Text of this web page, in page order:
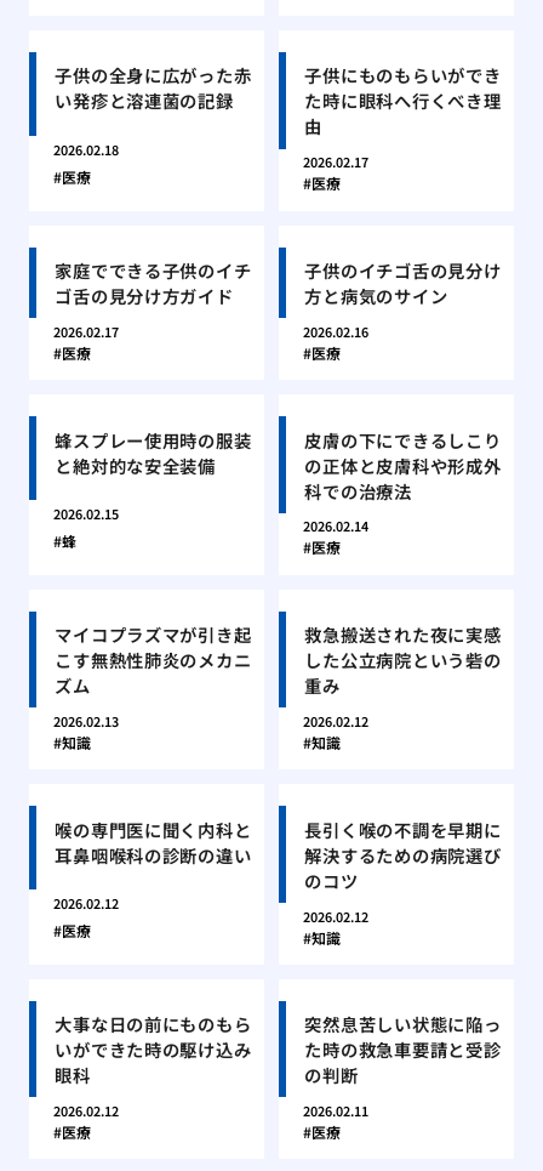
子供の全身に広がった赤
い発疹と溶連菌の記録
2026.02.18
医療
子供にものもらいができ
た時に眼科へ行くべき理
由
2026.02.17
医療
家庭でできる子供のイチ
ゴ舌の見分け方ガイド
2026.02.17
医療
子供のイチゴ舌の見分け
方と病気のサイン
2026.02.16
医療
蜂スプレー使用時の服装
と絶対的な安全装備
2026.02.15
蜂
皮膚の下にできるしこり
の正体と皮膚科や形成外
科での治療法
2026.02.14
医療
マイコプラズマが引き起
こす無熱性肺炎のメカニ
ズム
2026.02.13
知識
救急搬送された夜に実感
した公立病院という砦の
重み
2026.02.12
知識
喉の専門医に聞く内科と
耳鼻咽喉科の診断の違い
2026.02.12
医療
長引く喉の不調を早期に
解決するための病院選び
のコツ
2026.02.12
知識
大事な日の前にものもら
いができた時の駆け込み
眼科
2026.02.12
医療
突然息苦しい状態に陥っ
た時の救急車要請と受診
の判断
2026.02.11
医療